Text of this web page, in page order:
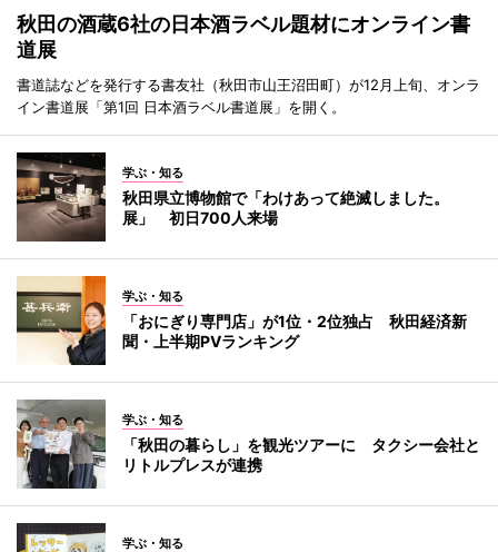
秋田の酒蔵6社の日本酒ラベル題材にオンライン書
道展
書道誌などを発行する書友社（秋田市山王沼田町）が12月上旬、オンラ
イン書道展「第1回 日本酒ラベル書道展」を開く。
学ぶ・知る
秋田県立博物館で「わけあって絶滅しました。
展」 初日700人来場
学ぶ・知る
「おにぎり専門店」が1位・2位独占 秋田経済新
聞・上半期PVランキング
学ぶ・知る
「秋田の暮らし」を観光ツアーに タクシー会社と
リトルプレスが連携
学ぶ・知る